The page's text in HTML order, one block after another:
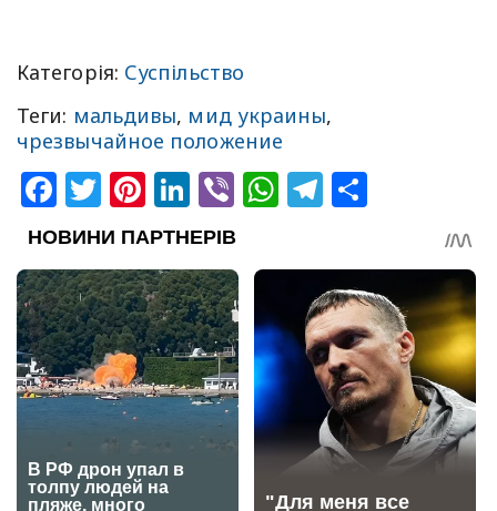
Категорія: Суспільство
Теги: мальдивы, мид украины,
чрезвычайное положение
Facebook
Twitter
Pinterest
LinkedIn
ViberWhatsApp
Telegram